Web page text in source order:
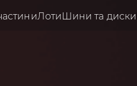
ЛотиШини та диски